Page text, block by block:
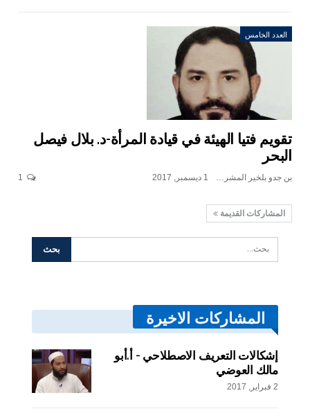
العدد الخامس
تقويم فتيا الهيئة في قيادة المرأة-د. بلال فيصل
البحر
1 ديسمبر, 2017
المشاركات القديمة
المشاركات الاخيرة
إشكالات التعريف الاصطلاحي – أ.أبو
مالك العوضي
2 فبراير, 2017